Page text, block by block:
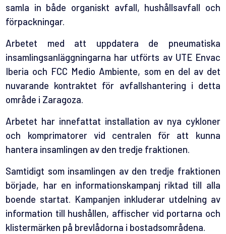
samla in både organiskt avfall, hushållsavfall och
förpackningar.
Arbetet med att uppdatera de pneumatiska
insamlingsanläggningarna har utförts av UTE Envac
Iberia och FCC Medio Ambiente, som en del av det
nuvarande kontraktet för avfallshantering i detta
område i Zaragoza.
Arbetet har innefattat installation av nya cykloner
och komprimatorer vid centralen för att kunna
hantera insamlingen av den tredje fraktionen.
Samtidigt som insamlingen av den tredje fraktionen
började, har en informationskampanj riktad till alla
boende startat. Kampanjen inkluderar utdelning av
information till hushållen, affischer vid portarna och
klistermärken på brevlådorna i bostadsområdena.